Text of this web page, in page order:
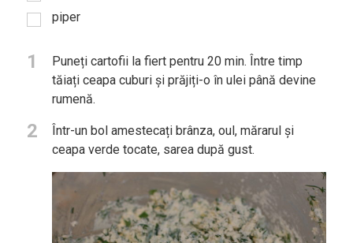
piper
1
Puneți cartofii la fiert pentru 20 min. Între timp
tăiați ceapa cuburi și prăjiți-o în ulei până devine
rumenă.
2
Într-un bol amestecați brânza, oul, mărarul și
ceapa verde tocate, sarea după gust.